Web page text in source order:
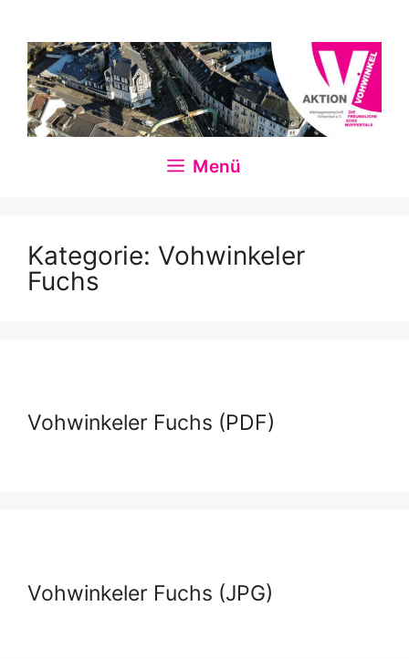
springen
Menü
Kategorie: Vohwinkeler
Fuchs
Vohwinkeler Fuchs (PDF)
Vohwinkeler Fuchs (JPG)